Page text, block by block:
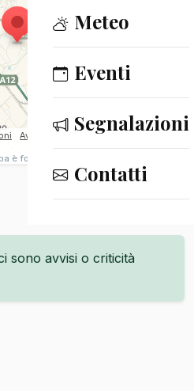
Meteo
Eventi
Segnalazioni
Contatti
sono avvisi o criticità